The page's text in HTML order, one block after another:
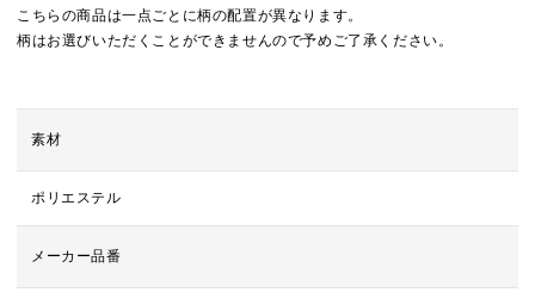
こちらの商品は一点ごとに柄の配置が異なります。
柄はお選びいただくことができませんので予めご了承ください。
素材
ポリエステル
メーカー品番